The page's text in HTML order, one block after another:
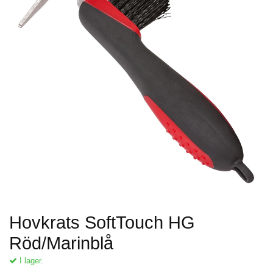
Hovkrats SoftTouch HG
Röd/Marinblå
I lager.